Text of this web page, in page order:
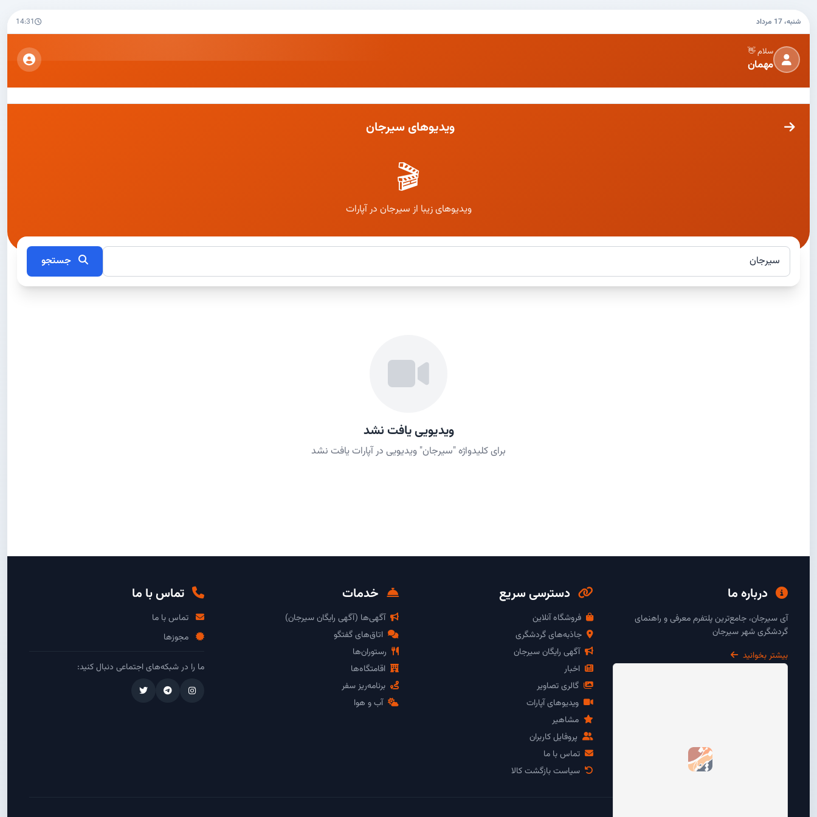
شنبه، 17 مرداد 14:31
سلام 👋
مهمان
ویدیوهای سیرجان
🎬
ویدیوهای زیبا از سیرجان در آپارات
ویدیویی یافت نشد
برای کلیدواژه "سیرجان" ویدیویی در آپارات یافت نشد
درباره ما
آی سیرجان، جامع‌ترین پلتفرم معرفی و راهنمای
گردشگری شهر سیرجان
بیشتر بخوانید
دسترسی سریع
فروشگاه آنلاین
جاذبه‌های گردشگری
آگهی رایگان سیرجان
اخبار
گالری تصاویر
ویدیوهای آپارات
مشاهیر
پروفایل کاربران
تماس با ما
سیاست بازگشت کالا
خدمات
آگهی‌ها (آگهی رایگان سیرجان)
اتاق‌های گفتگو
رستوران‌ها
اقامتگاه‌ها
برنامه‌ریز سفر
آب و هوا
تماس با ما
تماس با ما
مجوزها
ما را در شبکه‌های اجتماعی دنبال کنید: